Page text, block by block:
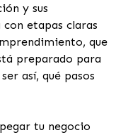
y sus
etapas claras
que
preparado para
así, qué pasos
tu negocio